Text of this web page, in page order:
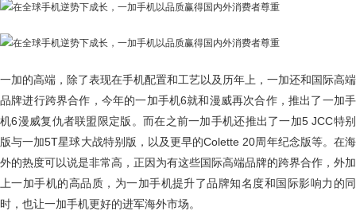
一加的高端，除了表现在手机配置和工艺以及历年上，一加还和国际高端
品牌进行跨界合作，今年的一加手机6就和漫威再次合作，推出了一加手
机6漫威复仇者联盟限定版。而在之前一加手机还推出了一加5 JCC特别
版与一加5T星球大战特别版，以及更早的Colette 20周年纪念版等。在海
外的热度可以说是非常高，正因为有这些国际高端品牌的跨界合作，外加
上一加手机的高品质，为一加手机提升了品牌知名度和国际影响力的同
时，也让一加手机更好的进军海外市场。